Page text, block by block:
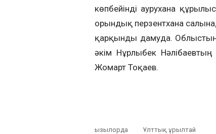
көпбейінді аурухана
орындық перзентхана
қарқынды дамуда.
әкім Нұрлыбек
Жомарт Тоқаев.
Қызылорда Ұлттық Құрылтай